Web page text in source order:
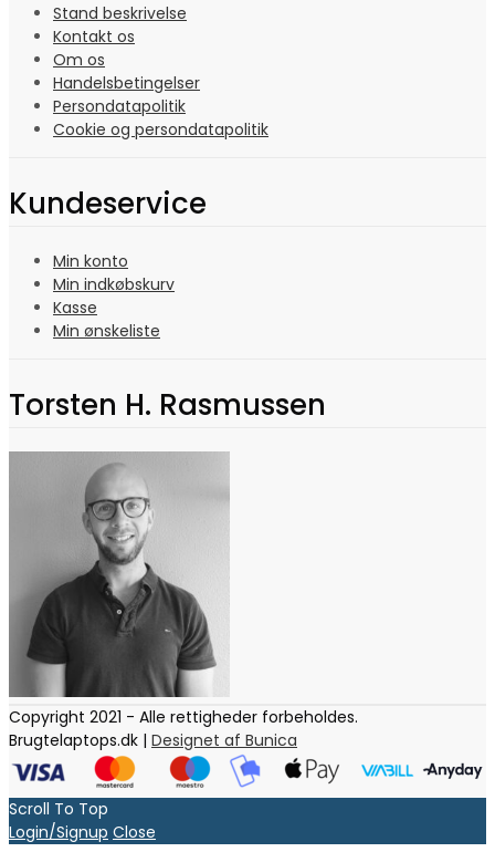
Stand beskrivelse
Kontakt os
Om os
Handelsbetingelser
Persondatapolitik
Cookie og persondatapolitik
Kundeservice
Min konto
Min indkøbskurv
Kasse
Min ønskeliste
Torsten H. Rasmussen
Copyright 2021 - Alle rettigheder forbeholdes.
Brugtelaptops.dk | Designet af Bunica
Scroll To Top
Login/Signup Close